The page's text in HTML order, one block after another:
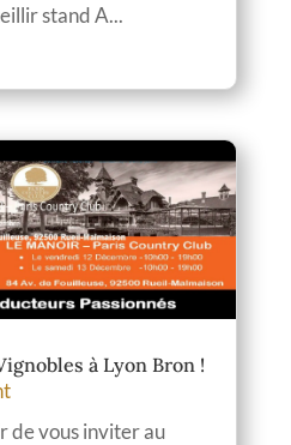
stand A...
à Lyon Bron !
de vous inviter au